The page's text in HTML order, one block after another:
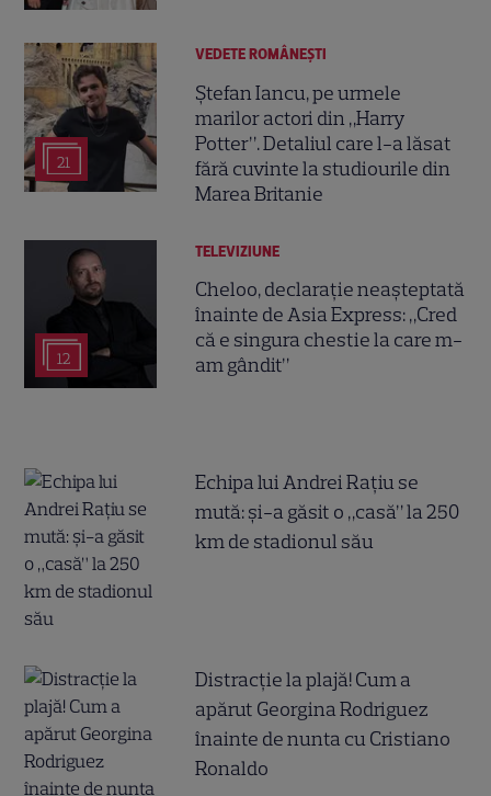
21
VEDETE ROMÂNEŞTI
Ștefan Iancu, pe urmele
marilor actori din „Harry
Potter”. Detaliul care l-a lăsat
fără cuvinte la studiourile din
Marea Britanie
12
TELEVIZIUNE
Cheloo, declarație neașteptată
înainte de Asia Express: „Cred
că e singura chestie la care m-
am gândit”
Echipa lui Andrei Rațiu se
mută: și-a găsit o „casă” la 250
km de stadionul său
Distracție la plajă! Cum a
apărut Georgina Rodriguez
înainte de nunta cu Cristiano
Ronaldo